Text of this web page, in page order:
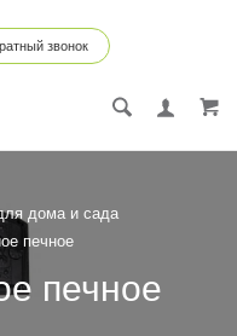
звонок
дома и сада
печное
печное